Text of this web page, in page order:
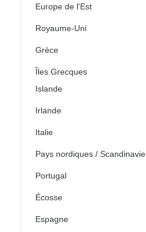
Europe de l'Est
Royaume-Uni
Grèce
Îles Grecques
Islande
Irlande
Italie
Pays nordiques / Scandinavie
Portugal
Écosse
Espagne